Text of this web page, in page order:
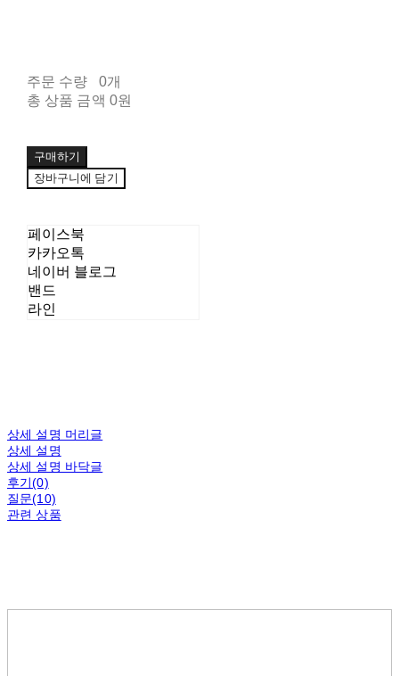
주문 수량
0개
총 상품 금액 0원
구매하기
장바구니에 담기
페이스북
카카오톡
네이버 블로그
밴드
라인
상세 설명 머리글
상세 설명
상세 설명 바닥글
후기(0)
질문(10)
관련 상품